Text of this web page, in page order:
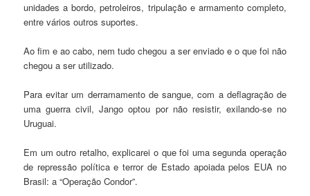
unidades a bordo, petroleiros, tripulação e armamento completo,
entre vários outros suportes.
Ao fim e ao cabo, nem tudo chegou a ser enviado e o que foi não
chegou a ser utilizado.
Para evitar um derramamento de sangue, com a deflagração de
uma guerra civil, Jango optou por não resistir, exilando-se no
Uruguai.
Em um outro retalho, explicarei o que foi uma segunda operação
de repressão política e terror de Estado apoiada pelos EUA no
Brasil: a “Operação Condor”.